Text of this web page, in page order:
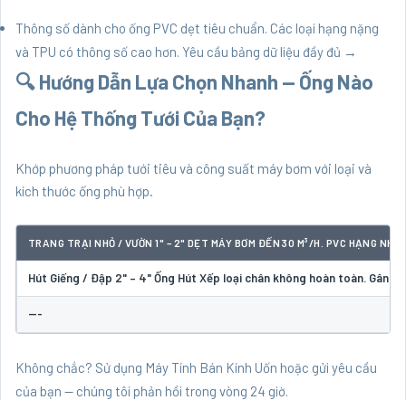
Thông số dành cho ống PVC dẹt tiêu chuẩn. Các loại hạng nặng
và TPU có thông số cao hơn. Yêu cầu bảng dữ liệu đầy đủ →
🔍 Hướng Dẫn Lựa Chọn Nhanh — Ống Nào
Cho Hệ Thống Tưới Của Bạn?
Khớp phương pháp tưới tiêu và công suất máy bơm với loại và
kích thước ống phù hợp.
TRANG TRẠI NHỎ / VƯỜN 1" – 2" DẸT MÁY BƠM ĐẾN 30 M³/H. PVC HẠNG
Hút Giếng / Đập 2" – 4" Ống Hút Xếp loại chân không hoàn toàn. Gân
---
Không chắc? Sử dụng Máy Tính Bán Kính Uốn hoặc gửi yêu cầu
của bạn — chúng tôi phản hồi trong vòng 24 giờ.